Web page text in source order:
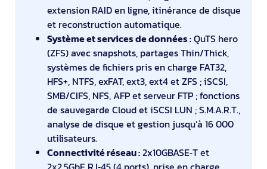
extension RAID en ligne, itinérance de disque
et reconstruction automatique.
Système et services de données :QuTS hero
(ZFS) avec snapshots, partages Thin/Thick,
systèmes de fichiers pris en charge FAT32,
HFS+, NTFS, exFAT, ext3, ext4 et ZFS ; iSCSI,
SMB/CIFS, NFS, AFP et serveur FTP ; fonctions
de sauvegarde Cloud et iSCSI LUN ; S.M.A.R.T.,
analyse de disque et gestion jusqu’à 16 000
utilisateurs.
Connectivité réseau :2x10GBASE‑T et